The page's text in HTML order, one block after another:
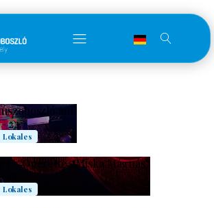
auf!
22.
Lokales
– Operette „Miska Mágnás“
Lokales